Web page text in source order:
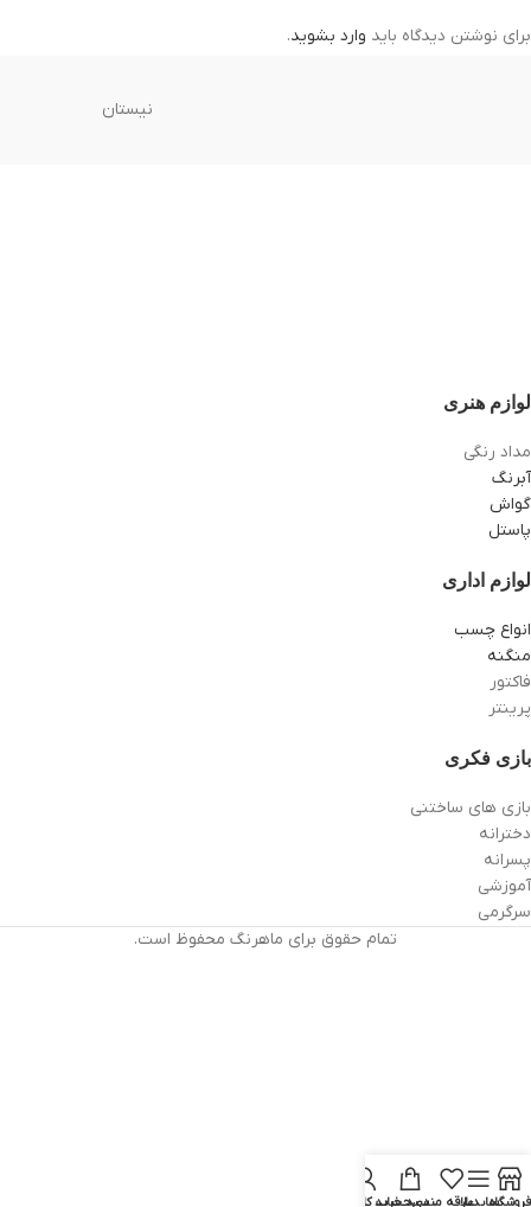
برای نوشتن دیدگاه باید وارد بشوید.
نیستان
لوازم هنری
مداد رنگی
آبرنگ
گواش
پاستل
لوازم اداری
انواع چسب
منگنه
فاکتور
پرینتر
بازی فکری
بازی های ساختنی
دخترانه
پسرانه
آموزشی
سرگرمی
تمام حقوق برای ماهرنگ محفوظ است.
فروشگاهسایدبارعلاقه مندیسبد خرید
حساب کاربری من